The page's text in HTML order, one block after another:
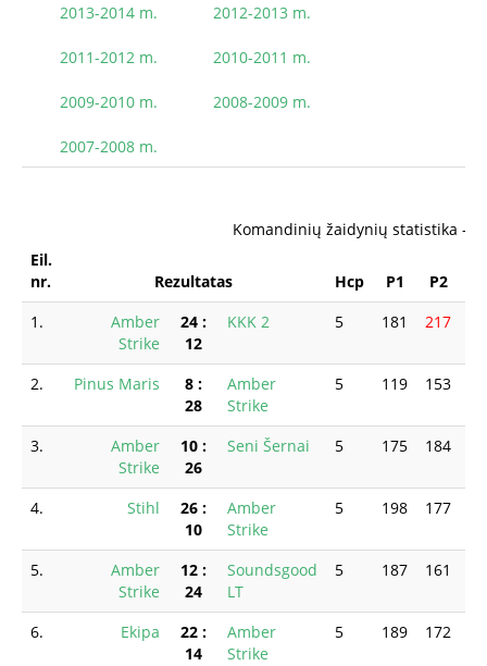
2013-2014 m. 2012-2013 m.
2011-2012 m. 2010-2011 m.
2009-2010 m. 2008-2009 m.
2007-2008 m.
Komandinių žaidynių statistika -
Eil.
nr.
Rezultatas Hcp P1 P2
1.
Amber
Strike
24 :
12
KKK 2 5 181 217
2. Pinus Maris 8 :
28
Amber
Strike
5 119 153
3.
Amber
Strike
10 :
26
Seni Šernai 5 175 184
4. Stihl 26 :
10
Amber
Strike
5 198 177
5.
Amber
Strike
12 :
24
Soundsgood
LT
5 187 161
6. Ekipa 22 :
14
Amber
Strike
5 189 172